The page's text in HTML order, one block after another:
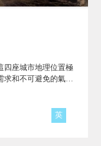
四座城市地理位置極
求和不可避免的氣候
英